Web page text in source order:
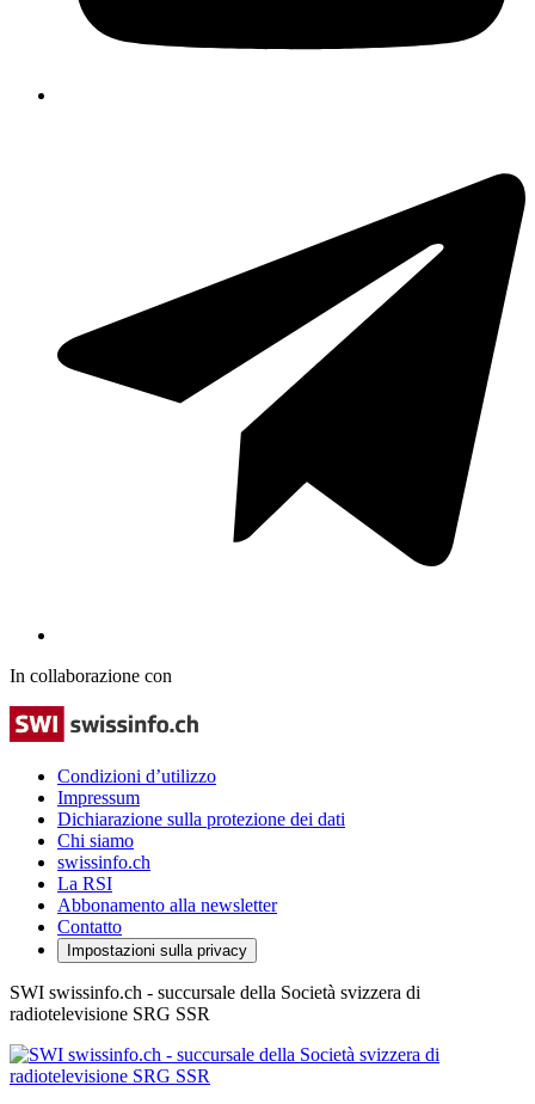
In collaborazione con
Condizioni d’utilizzo
Impressum
Dichiarazione sulla protezione dei dati
Chi siamo
swissinfo.ch
La RSI
Abbonamento alla newsletter
Contatto
Impostazioni sulla privacy
SWI swissinfo.ch - succursale della Società svizzera di
radiotelevisione SRG SSR